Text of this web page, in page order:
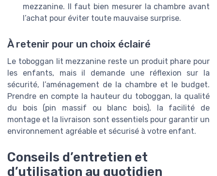
mezzanine. Il faut bien mesurer la chambre avant
l’achat pour éviter toute mauvaise surprise.
À retenir pour un choix éclairé
Le toboggan lit mezzanine reste un produit phare pour
les enfants, mais il demande une réflexion sur la
sécurité, l’aménagement de la chambre et le budget.
Prendre en compte la hauteur du toboggan, la qualité
du bois (pin massif ou blanc bois), la facilité de
montage et la livraison sont essentiels pour garantir un
environnement agréable et sécurisé à votre enfant.
Conseils d’entretien et
d’utilisation au quotidien